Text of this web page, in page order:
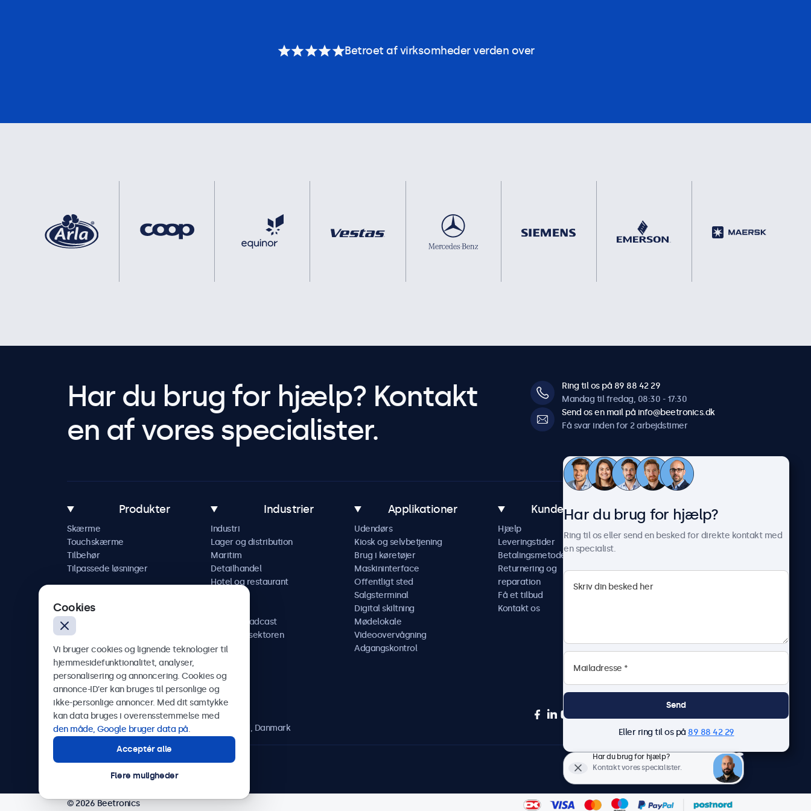
Betroet af virksomheder verden over
Har du brug for hjælp? Kontakt
en af vores specialister.
Ring til os på 89 88 42 29
Mandag til fredag, 08:30 - 17:30
Send os en mail på info@beetronics.dk
Få svar inden for 2 arbejdstimer
Produkter
Skærme
Touchskærme
Tilbehør
Tilpassede løsninger
Industrier
Industri
Lager og distribution
Maritim
Detailhandel
Hotel og restaurant
AV og broadcast
Sundhedssektoren
Applikationer
Udendørs
Kiosk og selvbetjening
Brug i køretøjer
Maskininterface
Offentligt sted
Salgsterminal
Digital skiltning
Mødelokale
Videoovervågning
Adgangskontrol
Kundeservice
Hjælp
Leveringstider
Betalingsmetoder
Returnering og
reparation
Få et tilbud
Kontakt os
Om Beetronics
Arbejd hos os
Beetronics
Herstedøstervej 27-29, unit A, 2620 Albertslund, Danmark
Dansk
© 2026 Beetronics
Har du brug for hjælp?
Ring til os eller send en besked for direkte kontakt med
en specialist.
Send
Eller ring til os på 89 88 42 29
Har du brug for hjælp?
Kontakt vores specialister.
Cookies
Vi bruger cookies og lignende teknologier til
hjemmesidefunktionalitet, analyser,
personalisering og annoncering. Cookies og
annonce-ID’er kan bruges til personlige og
ikke-personlige annoncer. Med dit samtykke
kan data bruges i overensstemmelse med
den måde, Google bruger data på.
Acceptér alle
Flere muligheder